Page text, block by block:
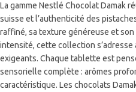
La gamme Nestlé Chocolat Damak
suisse et l’authenticité des
raffiné, sa texture généreuse et
intensité, cette collection s’adresse
exigeants. Chaque tablette est
sensorielle complète : arômes
caractéristique. Les chocolats